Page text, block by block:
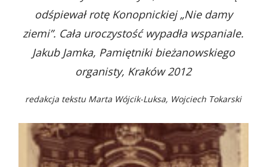
odśpiewał rotę Konopnickiej „Nie damy
ziemi”. Cała uroczystość wypadła wspaniale.
Jakub Jamka, Pamiętniki bieżanowskiego
organisty, Kraków 2012
redakcja tekstu Marta Wójcik-Luksa, Wojciech Tokarski